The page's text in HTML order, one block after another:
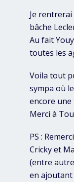
Je
bâche
Au fait
toutes les
Voila tout
sympa où
encore une
Merci à
PS :
Cricky et
(entre
en